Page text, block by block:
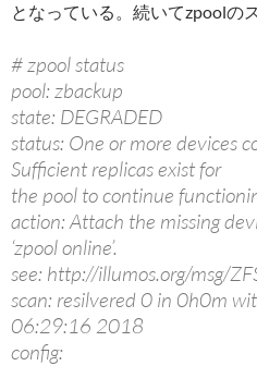
となっている。続いてzpoolの
# zpool status
pool: zbackup
state: DEGRADED
status: One or more devices
Sufficient replicas exist for
the pool to continue
action: Attach the missing
‘zpool online’.
see: http://illumos.org/msg/
scan: resilvered 0 in 0h0m
06:29:16 2018
config: